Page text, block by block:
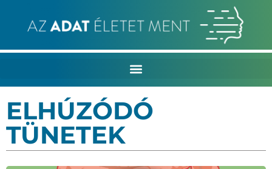
ELHÚZÓDÓ
TÜNETEK